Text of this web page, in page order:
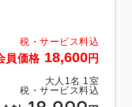
税・サービス料込
員価格 29,720円
大人1名1室
税・サービス料込
税・サービス料込
員価格 18,600円
大人 1名 1室
税・サービス料込